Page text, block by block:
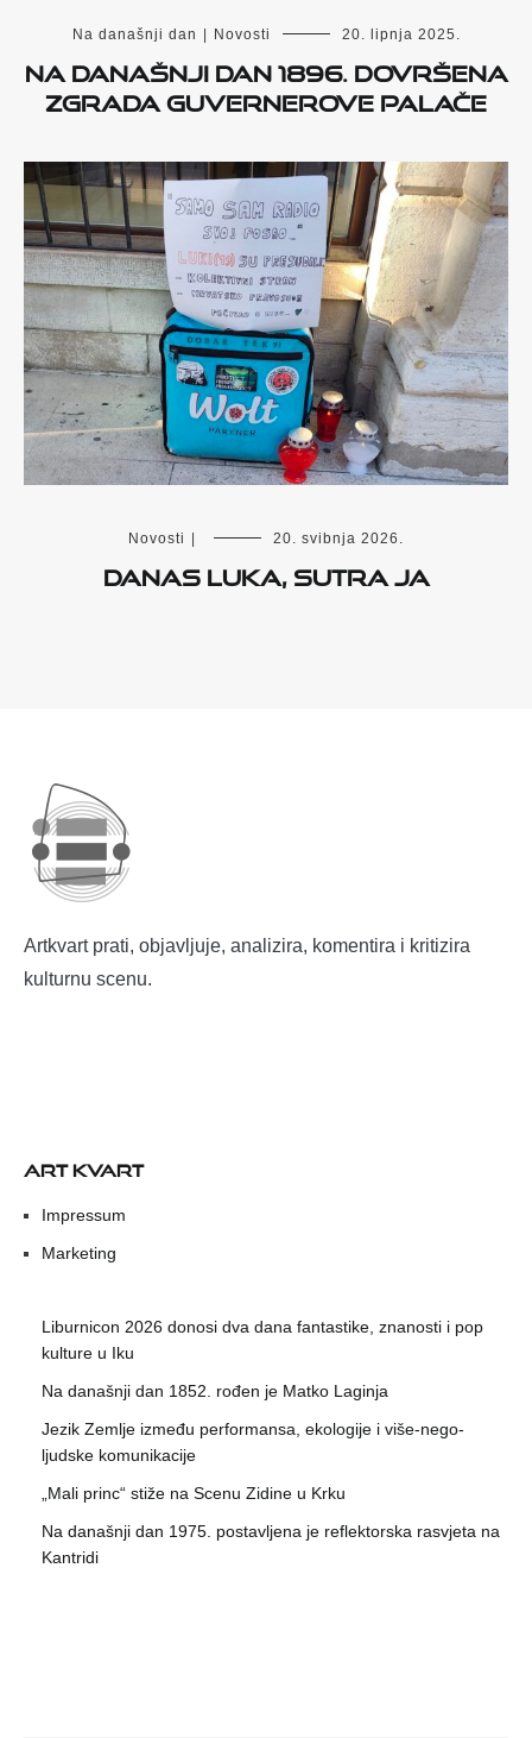
Na današnji dan Novosti 20. lipnja 2025.
Na današnji dan 1896. dovršena
zgrada Guvernerove palače
Novosti 20. svibnja 2026.
Danas Luka, sutra ja
Artkvart prati, objavljuje, analizira, komentira i kritizira
kulturnu scenu.
ART KVART
Impressum
Marketing
Liburnicon 2026 donosi dva dana fantastike, znanosti i pop
kulture u Iku
Na današnji dan 1852. rođen je Matko Laginja
Jezik Zemlje između performansa, ekologije i više-nego-
ljudske komunikacije
„Mali princ“ stiže na Scenu Zidine u Krku
Na današnji dan 1975. postavljena je reflektorska rasvjeta na
Kantridi